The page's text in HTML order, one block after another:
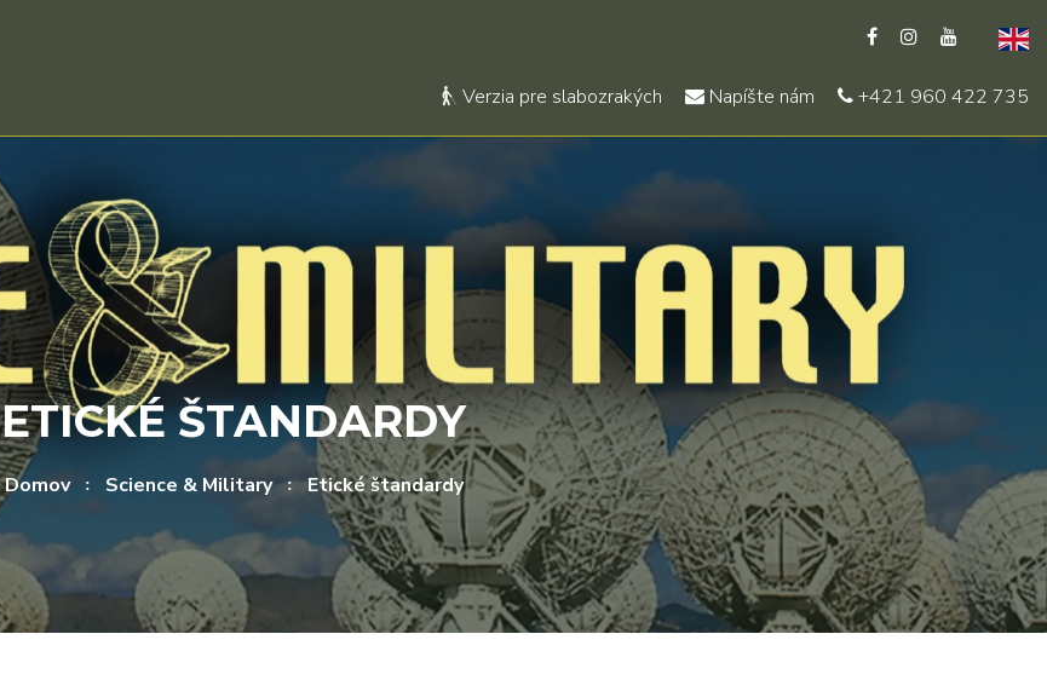
Verzia pre slabozrakých Napíšte nám +421 960 422 735
ETICKÉ ŠTANDARDY
Domov Science & Military Etické štandardy